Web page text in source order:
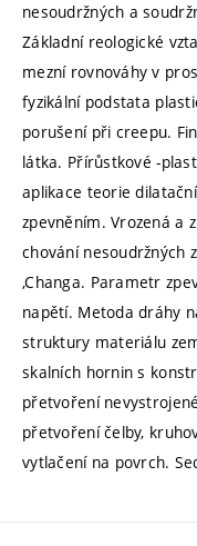
nesoudržných a
Základní reologické
mezní rovnováhy v
fyzikální podstata
porušení při creepu.
látka. Přírůstkové -
aplikace teorie
zpevněním. Vrozená a
chování nesoudržných
,Changa. Parametr
napětí. Metoda dráhy
struktury materiálu
skalních hornin s
přetvoření
přetvoření čelby,
vytlačení na povrch.